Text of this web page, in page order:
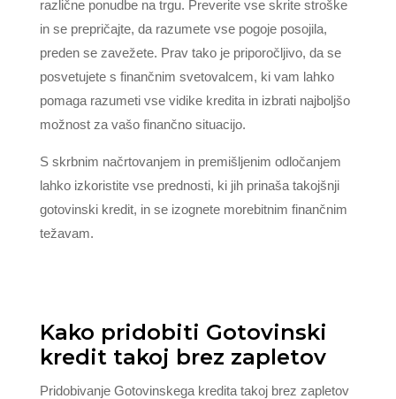
različne ponudbe na trgu. Preverite vse skrite stroške
in se prepričajte, da razumete vse pogoje posojila,
preden se zavežete. Prav tako je priporočljivo, da se
posvetujete s finančnim svetovalcem, ki vam lahko
pomaga razumeti vse vidike kredita in izbrati najboljšo
možnost za vašo finančno situacijo.
S skrbnim načrtovanjem in premišljenim odločanjem
lahko izkoristite vse prednosti, ki jih prinaša takojšnji
gotovinski kredit, in se izognete morebitnim finančnim
težavam.
Kako pridobiti Gotovinski
kredit takoj brez zapletov
Pridobivanje Gotovinskega kredita takoj brez zapletov